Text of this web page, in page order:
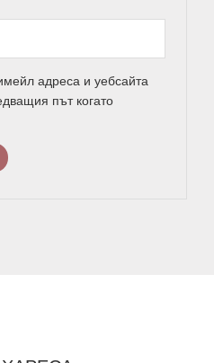
адреса и уебсайта
път когато